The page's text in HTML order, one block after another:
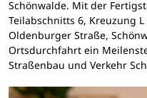
Schönwalde. Mit der
Teilabschnitts 6, Kreuzung
Oldenburger Straße,
Ortsdurchfahrt ein
Straßenbau und Verkehr